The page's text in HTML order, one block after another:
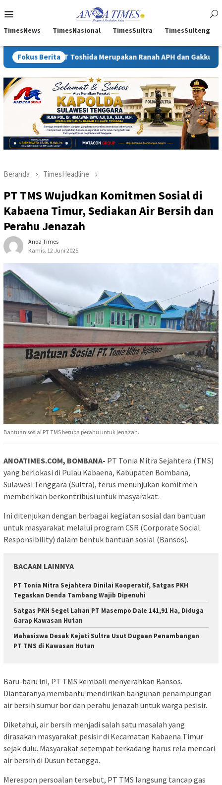
ke
Mobile
TimesNews TimesNasional TimesSultra TimesSulteng
Fokus Berita
Merupakan Ranah APH dan Gakkum ESDM Kejati
Beranda TimesHeadline
PT TMS Wujudkan Komitmen Sosial di
Kabaena Timur, Sediakan Air Bersih dan
Perahu Jenazah
Anoa Times
Kamis, 12 Juni 2025
Bantuan sosial PT TMS berupa perahu untuk jenazah.
ANOATIMES.COM, BOMBANA- PT Tonia Mitra Sejahtera (TMS)
yang berlokasi di Pulau Kabaena, Kabupaten Bombana,
Sulawesi Tenggara (Sultra), terus menunjukan komitmen
memberikan berkontribusi untuk masyarakat.
Ini ditenjukan dengan berbagai kegiatan sosial dan bantuan
untuk masyarakat melalui program CSR (Corporate Social
Responsibility) dalam bentuk bantuan sosial (Bansos).
BACAAN LAINNYA
PT Tonia Mitra Sejahtera Dinilai Kooperatif, Satgas PKH
Tegaskan Denda Tambang Wajib Dipenuhi
Satgas PKH Segel Lahan PT Masempo Dale 141,91 Ha, Diduga
Garap Kawasan Hutan
Mahasiswa Desak Kejati Sultra Usut Dugaan Penambangan
PT TMS di Kawasan Hutan
Baru-baru ini, PT TMS kembali menyerahkan Bansos.
Diantaranya membantu mendirikan bangunan penampungan
air bersih sumur bor dan perahu jenazah untuk warga pesisir.
Diketahui, air bersih menjadi salah satu masalah yang
dirasakan masyarakat pesisir di Kecamatan Kabaena Timur
sejak dulu. Masyarakat setempat terkadang harus rela mencari
air bersih di Dusun tetangga.
Merespon persoalan tersebut, PT TMS langsung tancap gas